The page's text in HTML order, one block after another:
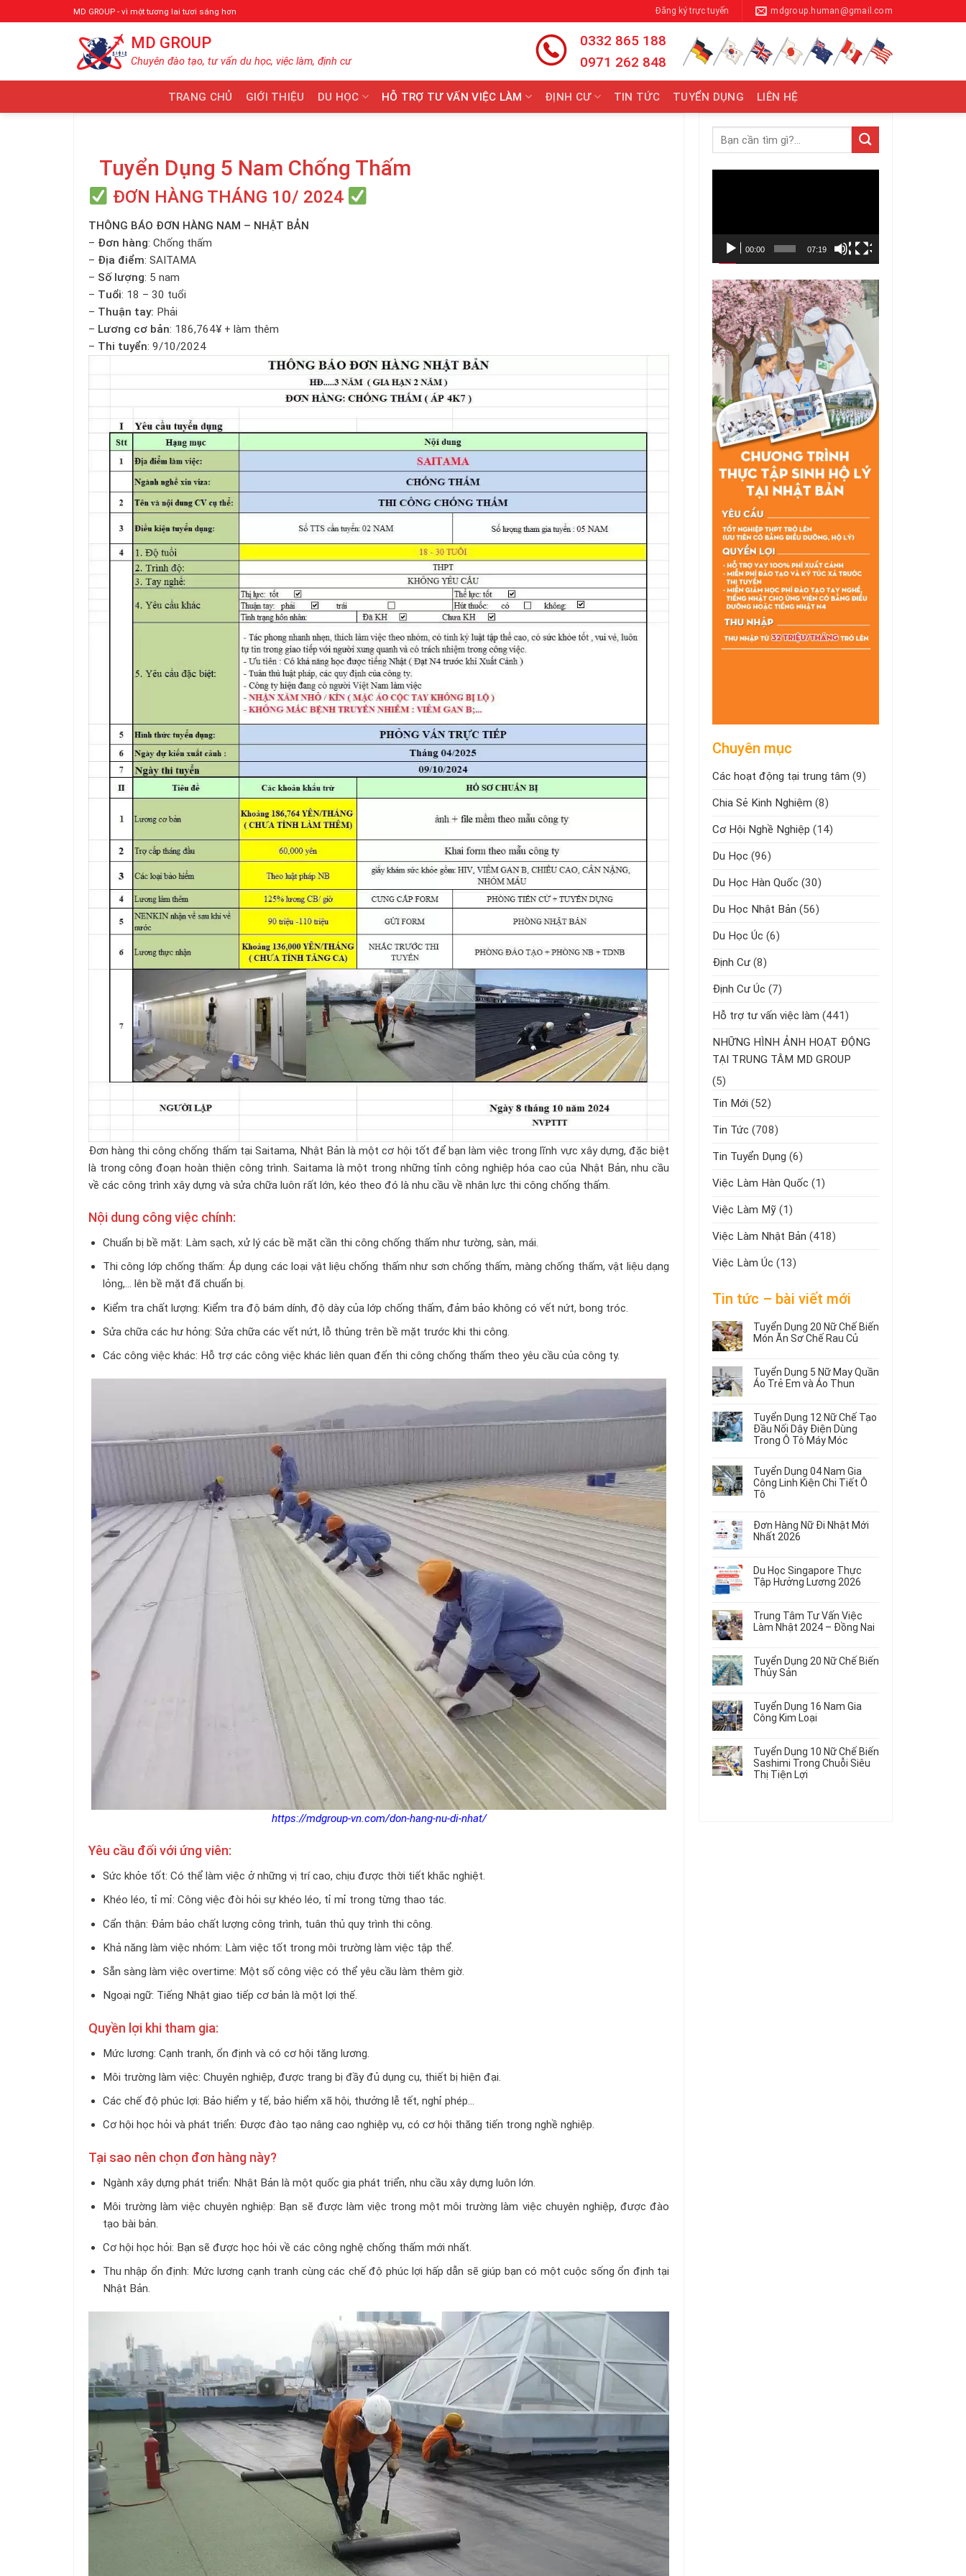
qua
MD GROUP - vì một tương lai tươi sáng hơn Đăng ký trực tuyến mdgroup.human@gmail.com
MD GROUP
Chuyên đào tạo, tư vấn du học, việc làm, định cư
0332 865 188
0971 262 848
TRANG CHỦ GIỚI THIỆU DU HỌC HỖ TRỢ TƯ VẤN VIỆC LÀM ĐỊNH CƯ TIN TỨC TUYỂN DỤNG LIÊN HỆ
Tuyển Dụng 5 Nam Chống Thấm
ĐƠN HÀNG THÁNG 10/ 2024
THÔNG BÁO ĐƠN HÀNG NAM – NHẬT BẢN
– Đơn hàng: Chống thấm
– Địa điểm: SAITAMA
– Số lượng: 5 nam
– Tuổi: 18 – 30 tuổi
– Thuận tay: Phải
– Lương cơ bản: 186,764¥ + làm thêm
– Thi tuyển: 9/10/2024
Đơn hàng thi công chống thấm tại Saitama, Nhật Bản là một cơ hội tốt để bạn làm việc trong lĩnh vực xây dựng, đặc biệt
là trong công đoạn hoàn thiện công trình. Saitama là một trong những tỉnh công nghiệp hóa cao của Nhật Bản, nhu cầu
về các công trình xây dựng và sửa chữa luôn rất lớn, kéo theo đó là nhu cầu về nhân lực thi công chống thấm.
Nội dung công việc chính:
Chuẩn bị bề mặt: Làm sạch, xử lý các bề mặt cần thi công chống thấm như tường, sàn, mái.
Thi công lớp chống thấm: Áp dụng các loại vật liệu chống thấm như sơn chống thấm, màng chống thấm, vật liệu dạng
lỏng,… lên bề mặt đã chuẩn bị.
Kiểm tra chất lượng: Kiểm tra độ bám dính, độ dày của lớp chống thấm, đảm bảo không có vết nứt, bong tróc.
Sửa chữa các hư hỏng: Sửa chữa các vết nứt, lỗ thủng trên bề mặt trước khi thi công.
Các công việc khác: Hỗ trợ các công việc khác liên quan đến thi công chống thấm theo yêu cầu của công ty.
https://mdgroup-vn.com/don-hang-nu-di-nhat/
Yêu cầu đối với ứng viên:
Sức khỏe tốt: Có thể làm việc ở những vị trí cao, chịu được thời tiết khắc nghiệt.
Khéo léo, tỉ mỉ: Công việc đòi hỏi sự khéo léo, tỉ mỉ trong từng thao tác.
Cẩn thận: Đảm bảo chất lượng công trình, tuân thủ quy trình thi công.
Khả năng làm việc nhóm: Làm việc tốt trong môi trường làm việc tập thể.
Sẵn sàng làm việc overtime: Một số công việc có thể yêu cầu làm thêm giờ.
Ngoại ngữ: Tiếng Nhật giao tiếp cơ bản là một lợi thế.
Quyền lợi khi tham gia:
Mức lương: Cạnh tranh, ổn định và có cơ hội tăng lương.
Môi trường làm việc: Chuyên nghiệp, được trang bị đầy đủ dụng cụ, thiết bị hiện đại.
Các chế độ phúc lợi: Bảo hiểm y tế, bảo hiểm xã hội, thưởng lễ tết, nghỉ phép…
Cơ hội học hỏi và phát triển: Được đào tạo nâng cao nghiệp vụ, có cơ hội thăng tiến trong nghề nghiệp.
Tại sao nên chọn đơn hàng này?
Ngành xây dựng phát triển: Nhật Bản là một quốc gia phát triển, nhu cầu xây dựng luôn lớn.
Môi trường làm việc chuyên nghiệp: Bạn sẽ được làm việc trong một môi trường làm việc chuyên nghiệp, được đào
tạo bài bản.
Cơ hội học hỏi: Bạn sẽ được học hỏi về các công nghệ chống thấm mới nhất.
Thu nhập ổn định: Mức lương cạnh tranh cùng các chế độ phúc lợi hấp dẫn sẽ giúp bạn có một cuộc sống ổn định tại
Nhật Bản.
00:00 07:19
Chuyên mục
Các hoạt động tại trung tâm (9)
Chia Sẻ Kinh Nghiệm (8)
Cơ Hội Nghề Nghiệp (14)
Du Học (96)
Du Học Hàn Quốc (30)
Du Học Nhật Bản (56)
Du Học Úc (6)
Định Cư (8)
Định Cư Úc (7)
Hỗ trợ tư vấn việc làm (441)
NHỮNG HÌNH ẢNH HOẠT ĐỘNG
TẠI TRUNG TÂM MD GROUP
(5)
Tin Mới (52)
Tin Tức (708)
Tin Tuyển Dụng (6)
Việc Làm Hàn Quốc (1)
Việc Làm Mỹ (1)
Việc Làm Nhật Bản (418)
Việc Làm Úc (13)
Tin tức – bài viết mới
Tuyển Dụng 20 Nữ Chế Biến
Món Ăn Sơ Chế Rau Củ
có
bình
luận
Tuyển
Dụng
20
Nữ
Biến
Món
Ăn
Rau
Củ
Tuyển Dụng 5 Nữ May Quần
Áo Trẻ Em và Áo Thun
có
bình
luận
ở
Dụng
5
Nữ
May
Áo
Trẻ
Áo
Thun
Tuyển Dụng 12 Nữ Chế Tạo
Đầu Nối Dây Điện Dùng
Trong Ô Tô Máy Móc
có
bình
luận
ở
Dụng
12
Tạo
Đầu
Điện
Dùng
Tô
Máy
Tuyển Dụng 04 Nam Gia
Công Linh Kiện Chi Tiết Ô
Tô
có
bình
luận
Tuyển
Dụng
04
Gia
Công
Chi
Tiết
Đơn Hàng Nữ Đi Nhật Mới
Nhất 2026
có
bình
luận
Đơn
Hàng
Nữ
Nhật
Mới
Nhất
Du Học Singapore Thực
Tập Hưởng Lương 2026
có
bình
luận
Du
Học
Singapore
Tập
Hưởng
Lương
Trung Tâm Tư Vấn Việc
Làm Nhật 2024 – Đồng Nai
có
bình
luận
Trung
Tâm
Tư
Việc
Làm
Nhật
2024
Tuyển Dụng 20 Nữ Chế Biến
Thủy Sản
có
bình
luận
Tuyển
Dụng
20
Nữ
Tuyển Dụng 16 Nam Gia
Công Kim Loại
có
bình
luận
ở
Tuyển Dụng 10 Nữ Chế Biến
Sashimi Trong Chuỗi Siêu
Thị Tiện Lợi